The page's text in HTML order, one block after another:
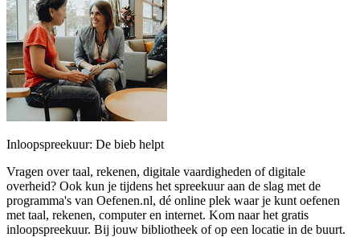
Inloopspreekuur: De bieb helpt
Vragen over taal, rekenen, digitale vaardigheden of digitale
overheid? Ook kun je tijdens het spreekuur aan de slag met de
programma's van Oefenen.nl, dé online plek waar je kunt oefenen
met taal, rekenen, computer en internet. Kom naar het gratis
inloopspreekuur. Bij jouw bibliotheek of op een locatie in de buurt.